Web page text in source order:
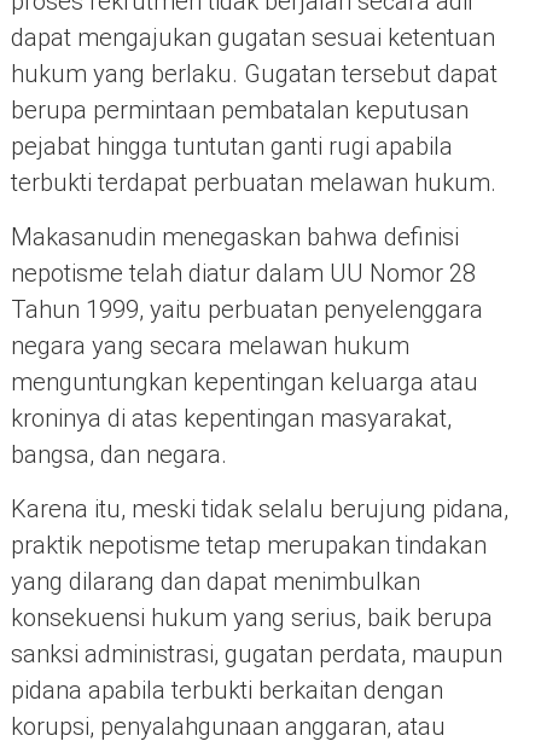
dapat mengajukan gugatan sesuai ketentuan
hukum yang berlaku. Gugatan tersebut dapat
berupa permintaan pembatalan keputusan
pejabat hingga tuntutan ganti rugi apabila
terbukti terdapat perbuatan melawan hukum.
Makasanudin menegaskan bahwa definisi
nepotisme telah diatur dalam UU Nomor 28
Tahun 1999, yaitu perbuatan penyelenggara
negara yang secara melawan hukum
menguntungkan kepentingan keluarga atau
kroninya di atas kepentingan masyarakat,
bangsa, dan negara.
Karena itu, meski tidak selalu berujung pidana,
praktik nepotisme tetap merupakan tindakan
yang dilarang dan dapat menimbulkan
konsekuensi hukum yang serius, baik berupa
sanksi administrasi, gugatan perdata, maupun
pidana apabila terbukti berkaitan dengan
korupsi, penyalahgunaan anggaran, atau